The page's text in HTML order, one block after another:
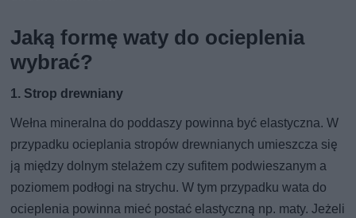
Jaką formę waty do ocieplenia
wybrać?
1. Strop drewniany
Wełna mineralna do poddaszy powinna być elastyczna. W
przypadku ocieplania stropów drewnianych umieszcza się
ją między dolnym stelażem czy sufitem podwieszanym a
poziomem podłogi na strychu. W tym przypadku wata do
ocieplenia powinna mieć postać elastyczną np. maty. Jeżeli